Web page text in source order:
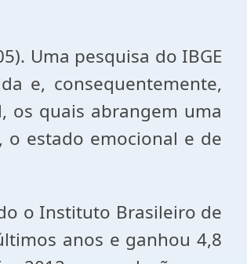
Uma pesquisa do IBGE
e, consequentemente,
os quais abrangem uma
o estado emocional e de
o Instituto Brasileiro de
anos e ganhou 4,8